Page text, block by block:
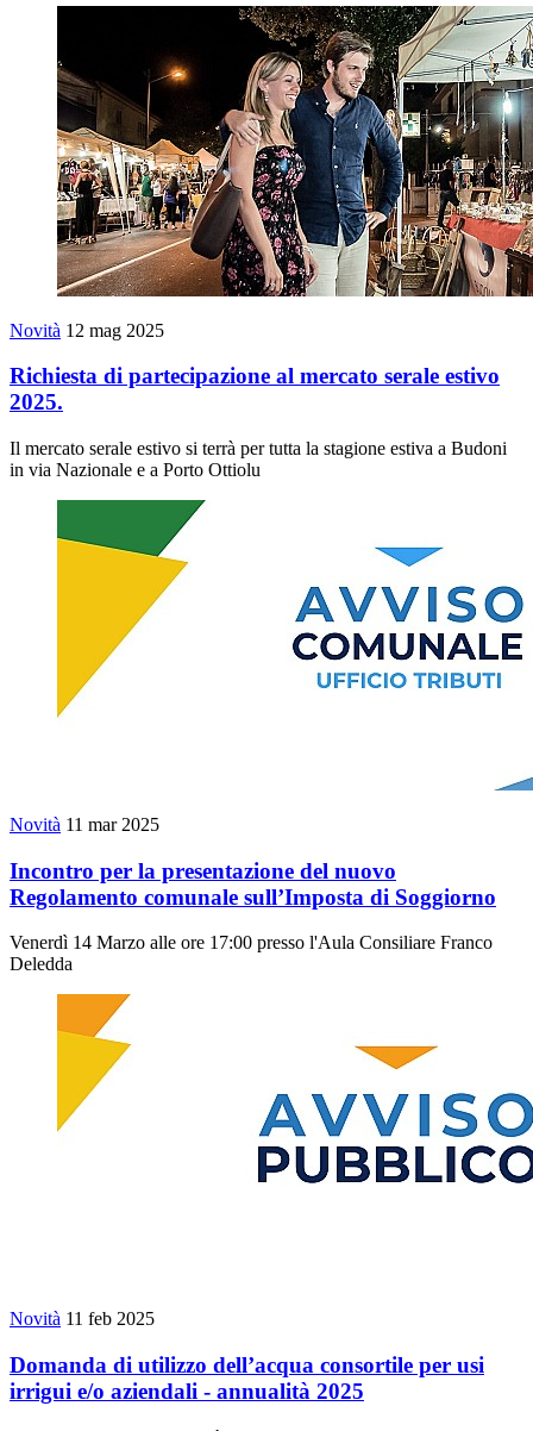
Novità 12 mag 2025
Richiesta di partecipazione al mercato serale estivo
2025.
Il mercato serale estivo si terrà per tutta la stagione estiva a Budoni
in via Nazionale e a Porto Ottiolu
Novità 11 mar 2025
Incontro per la presentazione del nuovo
Regolamento comunale sull’Imposta di Soggiorno
Venerdì 14 Marzo alle ore 17:00 presso l'Aula Consiliare Franco
Deledda
Novità 11 feb 2025
Domanda di utilizzo dell’acqua consortile per usi
irrigui e/o aziendali - annualità 2025